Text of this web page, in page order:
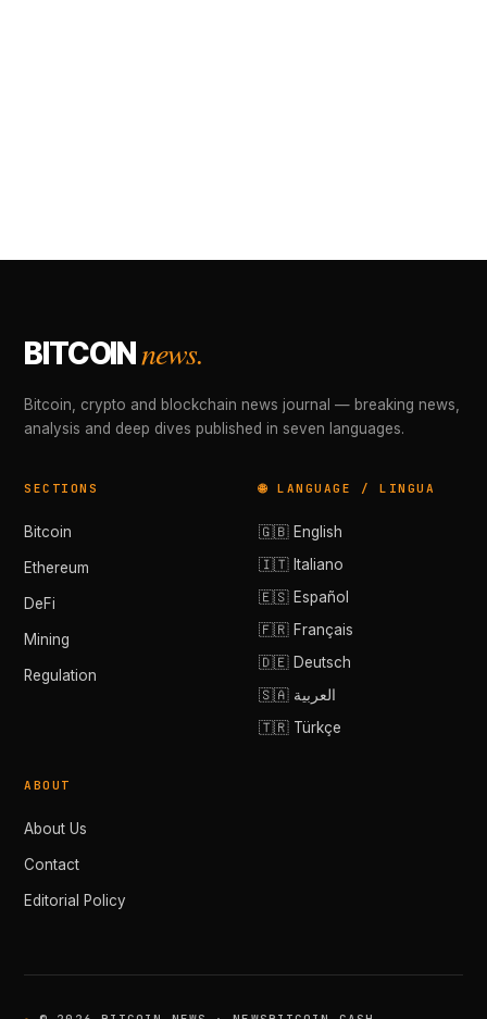
BITCOINnews.
Bitcoin, crypto and blockchain news journal — breaking news,
analysis and deep dives published in seven languages.
SECTIONS
Bitcoin
Ethereum
DeFi
Mining
Regulation
🌐 LANGUAGE / LINGUA
🇬🇧 English
🇮🇹 Italiano
🇪🇸 Español
🇫🇷 Français
🇩🇪 Deutsch
🇸🇦 العربية
🇹🇷 Türkçe
ABOUT
About Us
Contact
Editorial Policy